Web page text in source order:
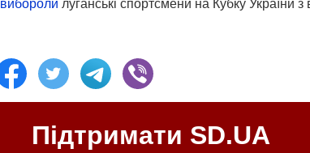
вибороли луганські спортсмени на Кубку України з
Підтримати SD.UA